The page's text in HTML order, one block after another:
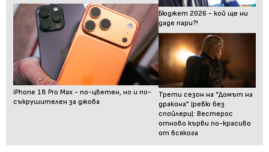
iPhone 18 Pro Max - по-цветен, но и по-
съкрушителен за джоба
Бюджет 2026 - кой ще ни
даде пари?!
Трети сезон на “Домът на
дракона” (ревю без
спойлери): Вестерос
отново кърви по-красиво
от всякога